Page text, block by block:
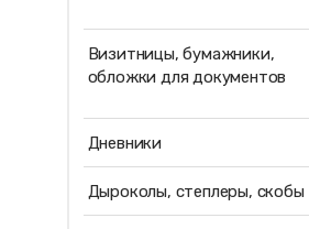
Визитницы, бумажники,
обложки для документов
Дневники
Дыроколы, степлеры, скобы